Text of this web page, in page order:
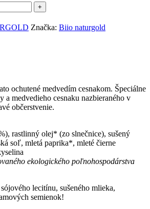
Značka: Biio naturgold
ochutené medvedím cesnakom. Špeciálne
a medvedieho cesnaku nazbieraného v
občerstvenie.
rastlinný olej* (zo slnečnice), sušený
soľ, mletá paprika*, mleté čierne
ekologického poľnohospodárstva
lecitínu, sušeného mlieka,
semienok!